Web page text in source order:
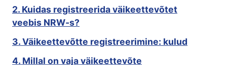
2. Kuidas registreerida väikeettevõtet
veebis NRW-s?
3. Väikeettevõtte registreerimine: kulud
4. Millal on vaja väikeettevõte